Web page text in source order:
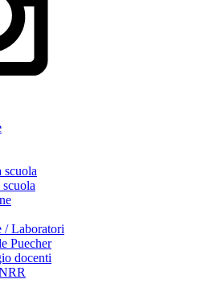
scuola
/ Laboratori
Puecher
docenti